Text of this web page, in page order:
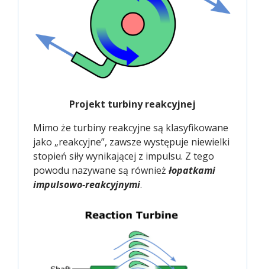
Projekt turbiny reakcyjnej
Mimo że turbiny reakcyjne są klasyfikowane
jako „reakcyjne”, zawsze występuje niewielki
stopień siły wynikającej z impulsu. Z tego
powodu nazywane są również łopatkami
impulsowo-reakcyjnymi.